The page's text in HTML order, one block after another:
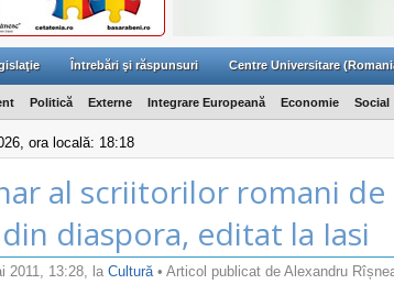
Întrebări şi răspunsuri Centre Universitare
Politică Externe Integrare Europeană Economie Social
ora locală: 18:18
al scriitorilor romani de
diaspora, editat la Iasi
2011, 13:28, la Cultură• Articol publicat de Alexandru